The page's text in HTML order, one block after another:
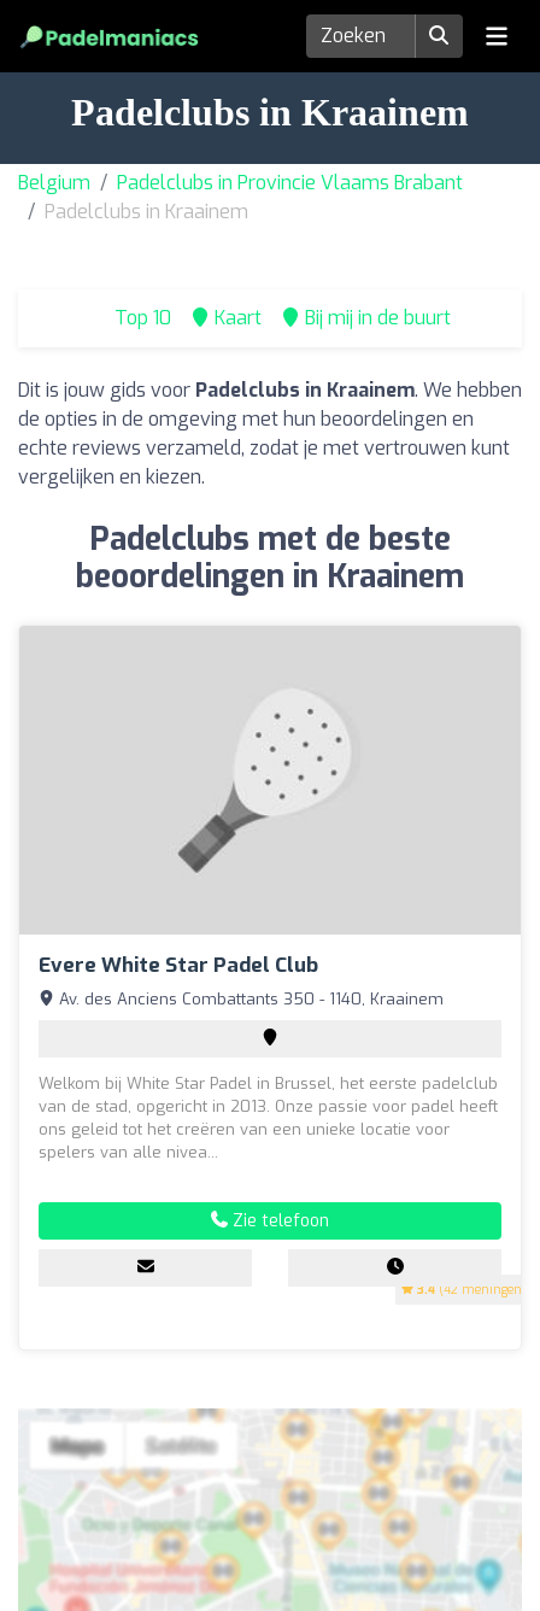
Padelclubs in Kraainem
Belgium
Padelclubs in Provincie Vlaams Brabant
Padelclubs in Kraainem
Top 10 Kaart Bij mij in de buurt
Dit is jouw gids voor Padelclubs in Kraainem. We hebben
de opties in de omgeving met hun beoordelingen en
echte reviews verzameld, zodat je met vertrouwen kunt
vergelijken en kiezen.
Padelclubs met de beste
beoordelingen in Kraainem
Evere White Star Padel Club
3.4 (42 meningen)
Av. des Anciens Combattants 350 - 1140, Kraainem
Welkom bij White Star Padel in Brussel, het eerste padelclub
van de stad, opgericht in 2013. Onze passie voor padel heeft
ons geleid tot het creëren van een unieke locatie voor
spelers van alle nivea...
Zie telefoon